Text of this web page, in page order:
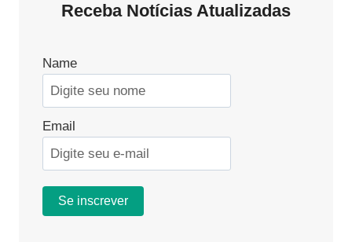
Receba Notícias Atualizadas
Name
Email